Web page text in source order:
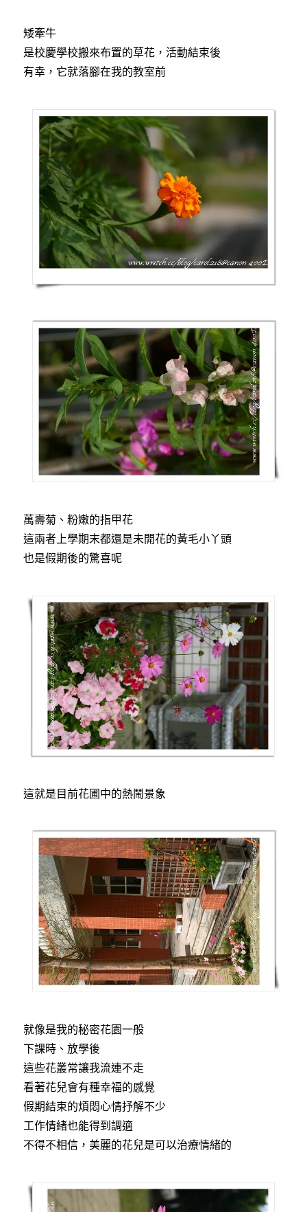
矮牽牛
是校慶學校搬來布置的草花，活動結束後
有幸，它就落腳在我的教室前
萬壽菊、粉嫩的指甲花
這兩者上學期末都還是未開花的黃毛小丫頭
也是假期後的驚喜呢
這就是目前花圃中的熱鬧景象
就像是我的秘密花園一般
下課時、放學後
這些花叢常讓我流連不走
看著花兒會有種幸福的感覺
假期結束的煩悶心情抒解不少
工作情緒也能得到調適
不得不相信，美麗的花兒是可以治療情緒的